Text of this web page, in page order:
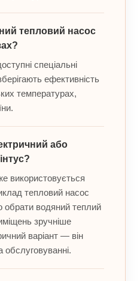
тепловий насос
спеціальні
ефективність
температурах,
або
використовується
тепловий насос
обрати водяний теплий
зручніше
варіант — він
обслуговуванні.